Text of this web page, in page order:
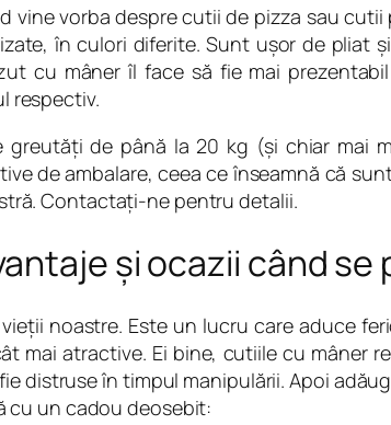
vorba despre cutii de pizza sau
în culori diferite. Sunt uşor de
cu mâner îl face să fie mai
respectiv.
de până la 20 kg (şi chiar mai
de ambalare, ceea ce înseamnă că
Contactaţi-ne pentru detalii.
şi ocazii când se
noastre. Este un lucru care aduce
mai atractive. Ei bine, cutiile cu mâner
distruse în timpul manipulării. Apoi
cu un cadou deosebit: